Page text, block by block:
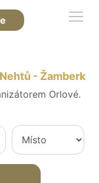
- Žamberk
Orlové.